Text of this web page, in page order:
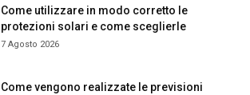
Come utilizzare in modo corretto le
protezioni solari e come sceglierle
7 Agosto 2026
Come vengono realizzate le previsioni